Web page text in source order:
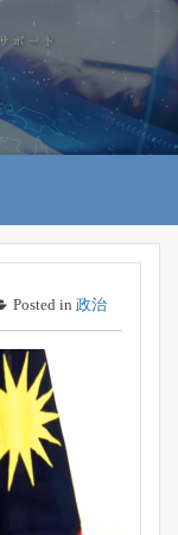
Posted in 政治